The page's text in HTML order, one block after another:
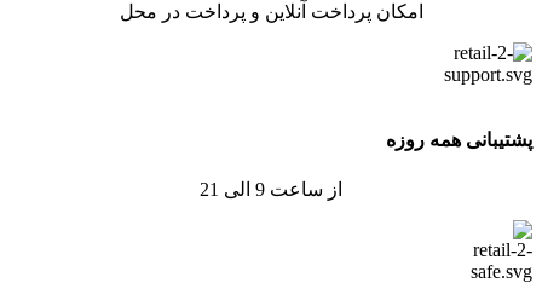
امکان پرداخت آنلاین و پرداخت در محل
پشتیبانی همه روزه
از ساعت 9 الی 21